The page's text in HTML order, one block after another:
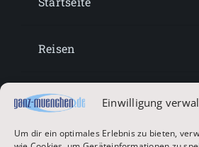
Einwilligung
Um dir ein optimales Erlebnis zu bieten,
Reisen
Lifestyle
Entertainment